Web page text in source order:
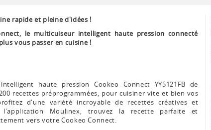
rapide et pleine d'idées !
le multicuiseur intelligent haute pression connecté
vous passer en cuisine !
haute pression Cookeo Connect YY5121FB de
recettes préprogrammées, pour cuisiner vite et bien vos
d'une variété incroyable de recettes créatives et
l'application Moulinex, trouvez la recette parfaite et
vers votre Cookeo Connect.